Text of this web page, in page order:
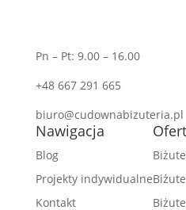
Pn – Pt: 9.00 – 16.00
+48 667 291 665
biuro@cudownabizuteria.pl
Nawigacja
Blog
Projekty indywidualne
Kontakt